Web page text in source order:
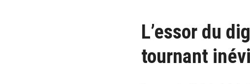
L’essor du
tournant